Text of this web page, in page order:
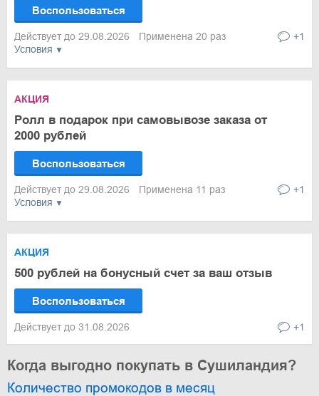
Условия
Воспользоваться
Действует до 29.08.2026 Применена 20 раз +1
Условия
АКЦИЯ
Ролл в подарок при самовывозе заказа от
2000 рублей
Воспользоваться
Действует до 29.08.2026 Применена 11 раз +1
АКЦИЯ
500 рублей на бонусный счет за ваш отзыв
Воспользоваться
Действует до 31.08.2026 +1
Когда выгодно покупать в Сушиландия?
Количество промокодов в месяц